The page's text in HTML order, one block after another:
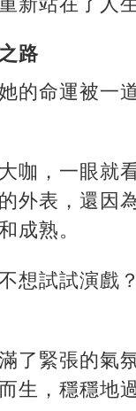
路
的命運被一
咖，一眼就
外表，還因
成熟。
想試試演戲
了緊張的氣
生，穩穩地過